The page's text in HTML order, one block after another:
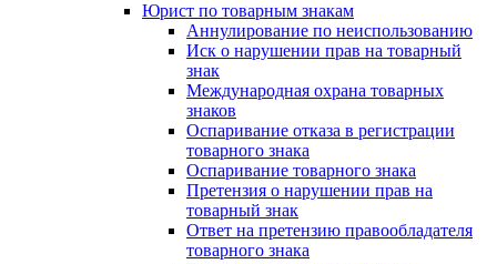
Юрист по товарным знакам
Аннулирование по неиспользованию
Иск о нарушении прав на товарный
знак
Международная охрана товарных
знаков
Оспаривание отказа в регистрации
товарного знака
Оспаривание товарного знака
Претензия о нарушении прав на
товарный знак
Ответ на претензию правообладателя
товарного знака